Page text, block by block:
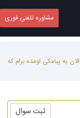
مشاوره تلفنی فوری
یه پیامکی اومده برام که
ثبت سوال